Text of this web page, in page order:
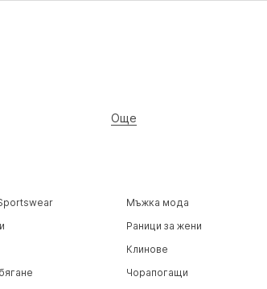
Мъжка мода
Раници за жени
Клинове
Чорапогащи
Още